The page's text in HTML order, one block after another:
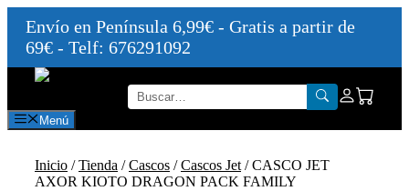
Envío en Península 6,99€ - Gratis a partir de
69€ - Telf: 676291092
Saltar
contenido
Menú
Inicio /Tienda /Cascos /Cascos Jet / CASCO JET
AXOR KIOTO DRAGON PACK FAMILY